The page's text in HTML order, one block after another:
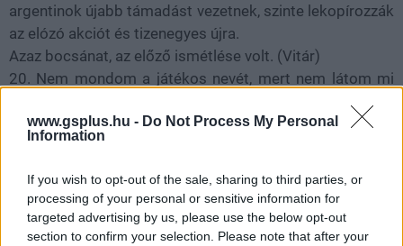
www.gsplus.hu - Do Not Process My Personal
Information
If you wish to opt-out of the sale, sharing to third parties, or
processing of your personal or sensitive information for
targeted advertising by us, please use the below opt-out
section to confirm your selection. Please note that after your
argentinok újabb támadást vezetnek, szinte lekopírozzák
az elózó akciót és tizenegyes újra.
Azaz bocsánat, az előző ismétlése volt. (Vitár)
20. Nem mondom a játékos nevét, mert nem látom mi
21. Most látom, nem is Daszajev állt a kapuban. (Knézy a
meccs végén)
hisz az én vagyok. A mérkőzést Hajdú B. közvetíti.
(Faragó)
23. és szenzációs gól!..Lett volna, ha kapura megy.